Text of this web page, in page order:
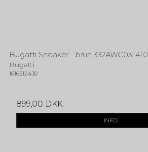
Bugatti Sneaker - brun 332AWC031410
Bugatti
1616512430
899,00 DKK
INFO